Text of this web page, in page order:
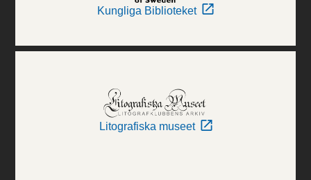
Kungliga Biblioteket
Litografiska museet